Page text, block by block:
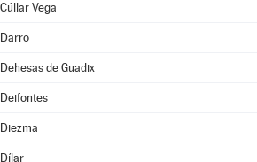
Cúllar Vega
Darro
Dehesas de Guadix
Deifontes
Diezma
Dílar